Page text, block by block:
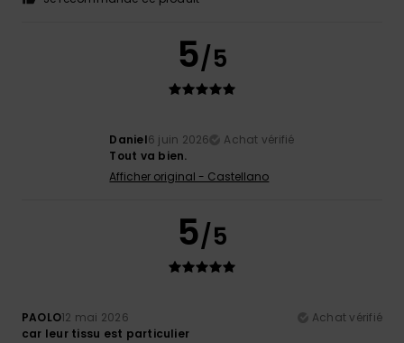
5/5
Daniel6 juin 2026
Achat vérifié
Tout va bien.
Afficher original - Castellano
5/5
PAOLO12 mai 2026
Achat vérifié
car leur tissu est particulier